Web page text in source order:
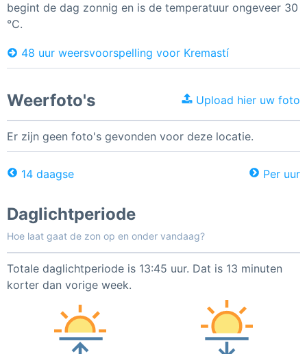
begint de dag zonnig en is de temperatuur ongeveer 30
°C.
48 uur weersvoorspelling voor Kremastí
Weerfoto's Upload hier uw foto
Er zijn geen foto's gevonden voor deze locatie.
14 daagse Per uur
Daglichtperiode
Hoe laat gaat de zon op en onder vandaag?
Totale daglichtperiode is 13:45 uur. Dat is 13 minuten
korter dan vorige week.